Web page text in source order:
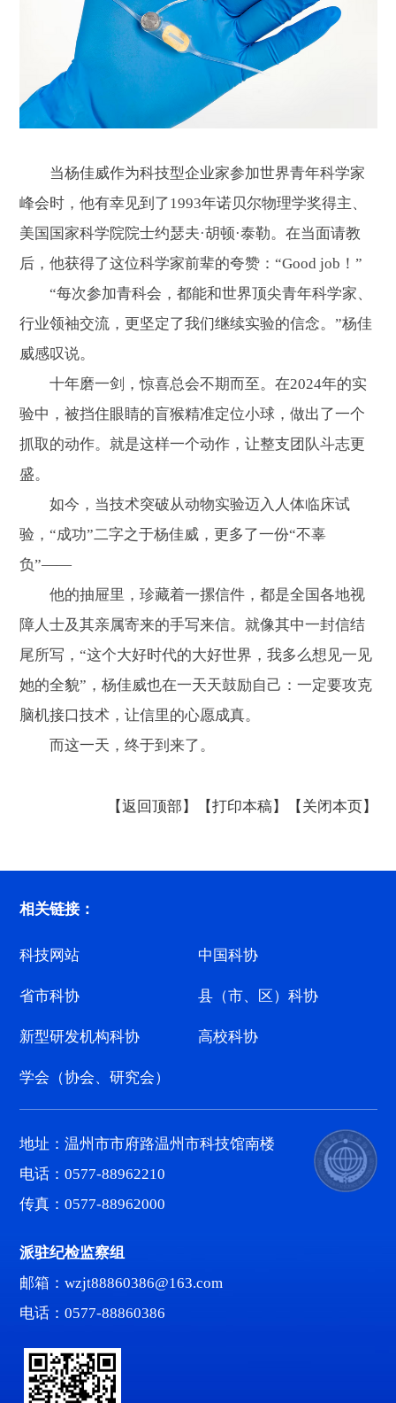
当杨佳威作为科技型企业家参加世界青年科学家
峰会时，他有幸见到了1993年诺贝尔物理学奖得主、
美国国家科学院院士约瑟夫·胡顿·泰勒。在当面请教
后，他获得了这位科学家前辈的夸赞：“Good job！”
“每次参加青科会，都能和世界顶尖青年科学家、
行业领袖交流，更坚定了我们继续实验的信念。”杨佳
威感叹说。
十年磨一剑，惊喜总会不期而至。在2024年的实
验中，被挡住眼睛的盲猴精准定位小球，做出了一个
抓取的动作。就是这样一个动作，让整支团队斗志更
盛。
如今，当技术突破从动物实验迈入人体临床试
验，“成功”二字之于杨佳威，更多了一份“不辜
负”——
他的抽屉里，珍藏着一摞信件，都是全国各地视
障人士及其亲属寄来的手写来信。就像其中一封信结
尾所写，“这个大好时代的大好世界，我多么想见一见
她的全貌”，杨佳威也在一天天鼓励自己：一定要攻克
脑机接口技术，让信里的心愿成真。
而这一天，终于到来了。
【返回顶部】 【打印本稿】 【关闭本页】
相关链接：
科技网站 中国科协
省市科协 县（市、区）科协
新型研发机构科协 高校科协
学会（协会、研究会）
地址：温州市市府路温州市科技馆南楼
电话：0577-88962210
传真：0577-88962000
派驻纪检监察组
邮箱：wzjt88860386@163.com
电话：0577-88860386